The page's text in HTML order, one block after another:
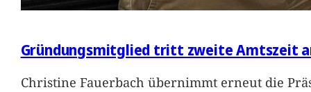
Gründungsmitglied tritt zweite Amtszeit
Christine Fauerbach übernimmt erneut die